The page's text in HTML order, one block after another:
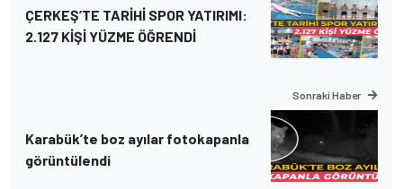
ÇERKEŞ’TE TARİHİ SPOR YATIRIMI:
2.127 KİŞİ YÜZME ÖĞRENDİ
Sonraki Haber
Karabük’te boz ayılar fotokapanla
görüntülendi